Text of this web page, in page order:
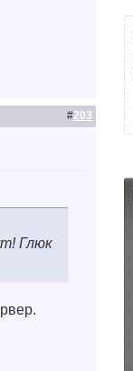
#203
Глюк